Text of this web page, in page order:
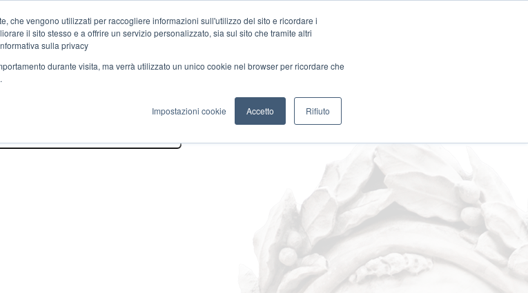
che vengono utilizzati per raccogliere informazioni sull'utilizzo del sito e ricordare i
il sito stesso e a offrire un servizio personalizzato, sia sul sito che tramite altri
sulla privacy
durante visita, ma verrà utilizzato un unico cookie nel browser per ricordare che
Impostazioni cookie Accetto Rifiuto
Dante.Global